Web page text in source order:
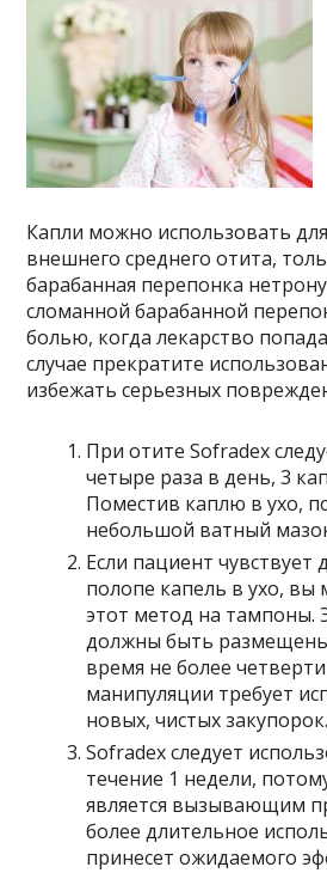
Капли можно использовать
внешнего среднего отита,
барабанная перепонка
сломанной барабанной
болью, когда лекарство
случае прекратите
избежать серьезных
При отите Sofradex
четыре раза в день, 3
Поместив каплю в ухо,
небольшой ватный
Если пациент
полопе капель в ухо, вы
этот метод на тампоны.
должны быть
время не более
манипуляции требует
новых, чистых закупорок.
Sofradex следует
течение 1 недели,
является вызывающим
более длительное
принесет ожидаемого